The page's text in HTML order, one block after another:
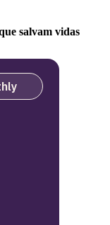
salvam vidas